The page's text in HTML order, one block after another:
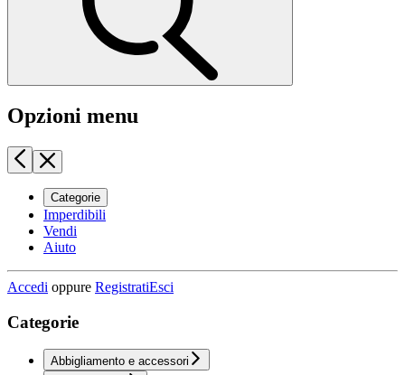
Opzioni menu
Categorie
Imperdibili
Vendi
Aiuto
Accedi oppure RegistratiEsci
Categorie
Abbigliamento e accessori